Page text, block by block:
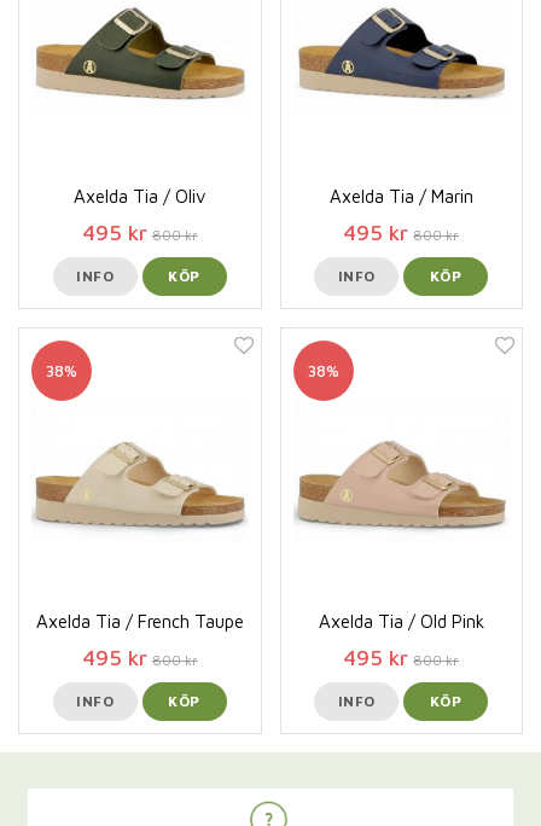
Axelda Tia / Oliv
495 kr 800 kr
INFO KÖP
Axelda Tia / Marin
495 kr 800 kr
INFO KÖP
38%
Axelda Tia / French Taupe
495 kr 800 kr
INFO KÖP
38%
Axelda Tia / Old Pink
495 kr 800 kr
INFO KÖP